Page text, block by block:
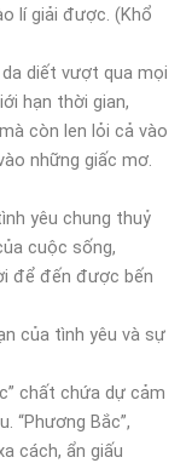
lí giải được. (Khổ
diết vượt qua mọi
hạn thời gian,
còn len lỏi cả vào
những giấc mơ.
yêu chung thuỷ
cuộc sống,
để đến được bến
của tình yêu và sự
chất chứa dự cảm
“Phương Bắc”,
cách, ẩn giấu